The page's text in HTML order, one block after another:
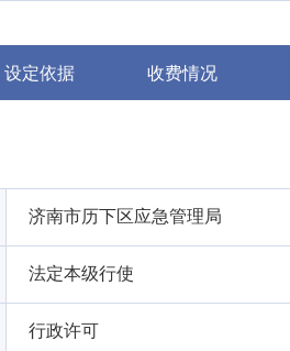
设定依据 收费情况
济南市历下区应急管理局
法定本级行使
行政许可